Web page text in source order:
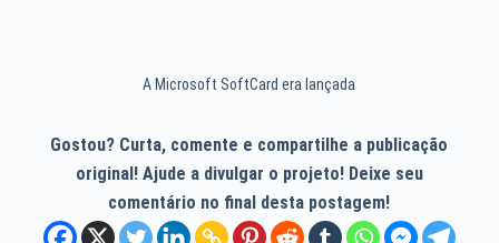
A Microsoft SoftCard era lançada
Gostou? Curta, comente e compartilhe a publicação
original! Ajude a divulgar o projeto! Deixe seu
comentário no final desta postagem!